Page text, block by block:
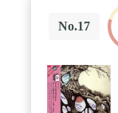
No.17